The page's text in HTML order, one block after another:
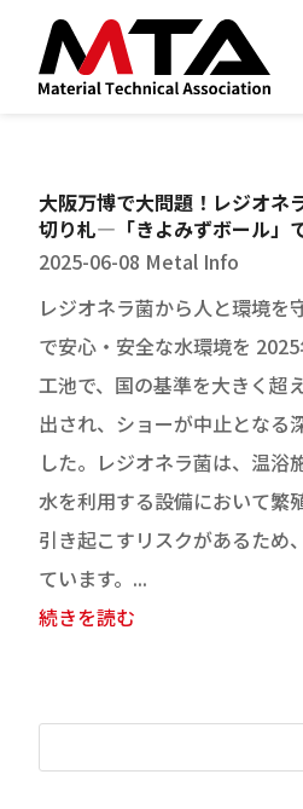
大阪万博で大問題！レジオネ
切り札―「きよみずボール」
2025-06-08 Metal Info
レジオネラ菌から人と環境を守
で安心・安全な水環境を
工池で、国の基準を大きく超
出され、ショーが中止となる
した。レジオネラ菌は、温浴
水を利用する設備において繁
引き起こすリスクがあるため
ています。...
続きを読む